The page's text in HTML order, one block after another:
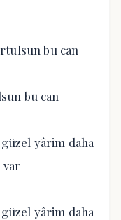
bu can
bu can
yârim daha
var
yârim daha